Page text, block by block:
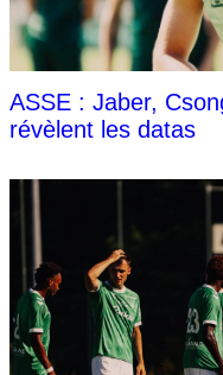
ASSE : Jaber,
révèlent les datas